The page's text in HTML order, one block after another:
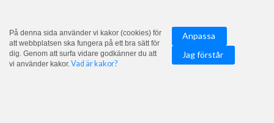
På denna sida använder vi kakor (cookies) för
att webbplatsen ska fungera på ett bra sätt för
dig. Genom att surfa vidare godkänner du att
vi använder kakor.Vad är kakor?
Anpassa
Jag förstår